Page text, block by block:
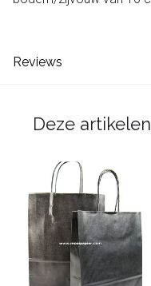
Reviews
Deze